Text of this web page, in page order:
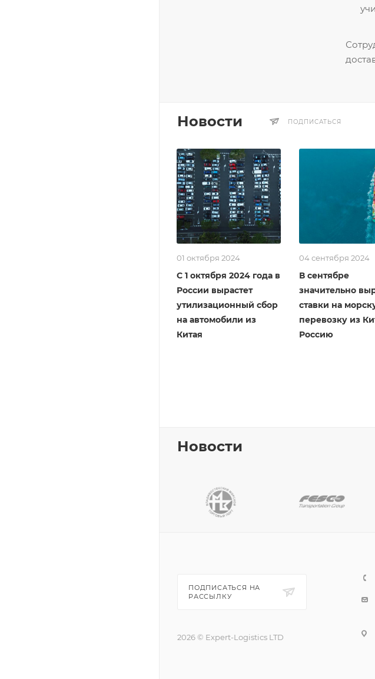
Новости ПОДПИСАТЬСЯ
01 октября 2024
С 1 октября 2024 года в
России вырастет
утилизационный сбор
на автомобили из
Китая
04 сентября 2024
В сентябре
значительно
ставки на
перевозку из
Россию
Новости
ПОДПИСАТЬСЯ НА
РАССЫЛКУ
2026 © Expert-Logistics LTD